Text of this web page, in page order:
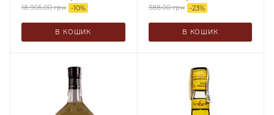
18 905.00грн -10%
В КОШИК
388.00грн -23%
В КОШИК